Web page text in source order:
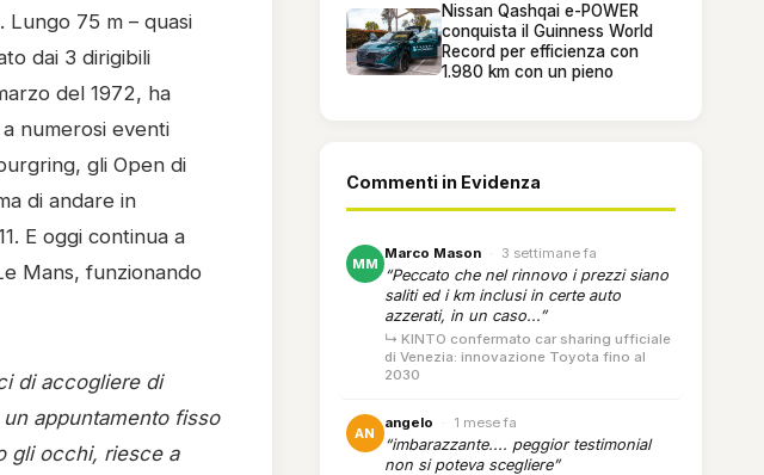
75 m – quasi
dai 3 dirigibili
del 1972, ha
numerosi eventi
gli Open di
di andare in
E oggi continua a
Mans, funzionando
di accogliere di
appuntamento fisso
gli occhi, riesce a
Nissan Qashqai e-POWER
conquista il Guinness World
Record per efficienza con
1.980 km con un pieno
Commenti in Evidenza
MM
Marco Mason · 3 settimane fa
“Peccato che nel rinnovo i prezzi siano
saliti ed i km inclusi in certe auto
azzerati, in un caso...”
↳ KINTO confermato car sharing ufficiale
di Venezia: innovazione Toyota fino al
2030
AN
angelo · 1 mese fa
“imbarazzante.... peggior testimonial
non si poteva scegliere”